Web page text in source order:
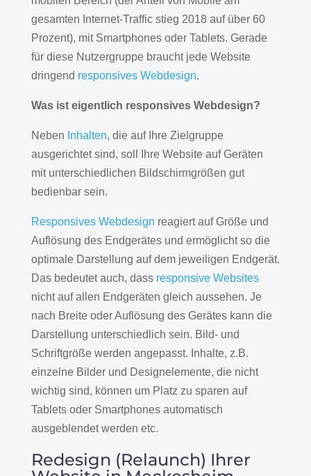
gesamten Internet-Traffic stieg 2018 auf über 60
Prozent), mit Smartphones oder Tablets. Gerade
für diese Nutzergruppe braucht jede Website
dringend responsives Webdesign.
Was ist eigentlich responsives Webdesign?
Neben Inhalten, die auf Ihre Zielgruppe
ausgerichtet sind, soll Ihre Website auf Geräten
mit unterschiedlichen Bildschirmgrößen gut
bedienbar sein.
Responsives Webdesign reagiert auf Größe und
Auflösung des Endgerätes und ermöglicht so die
optimale Darstellung auf dem jeweiligen Endgerät.
Das bedeutet auch, dass responsive Websites
nicht auf allen Endgeräten gleich aussehen. Je
nach Breite oder Auflösung des Gerätes kann die
Darstellung unterschiedlich sein. Bild- und
Schriftgröße werden angepasst. Inhalte, z.B.
einzelne Bilder und Designelemente, die nicht
wichtig sind, können um Platz zu sparen auf
Tablets oder Smartphones automatisch
ausgeblendet werden etc.
Redesign (Relaunch) Ihrer